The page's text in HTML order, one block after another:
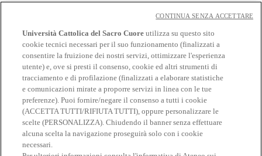
Cloudmail
OFF-CAMPUS
Intranet
Biblioteca
Librerie
Educatt
CV Online
Albo fornitori
Bandi e gare
Verifica Certificati
Seguici su
Università Cattolica del Sacro Cuore utilizza su questo sito
cookie tecnici necessari per il suo funzionamento (finalizzati a
consentire la fruizione dei nostri servizi, ottimizzare l'esperienza
utente) e, ove si presti il consenso, cookie ed altri strumenti di
tracciamento e di profilazione (finalizzati a elaborare statistiche
e comunicazioni mirate a proporre servizi in linea con le tue
preferenze). Puoi fornire/negare il consenso a tutti i cookie
(ACCETTA TUTTI/RIFIUTA TUTTI), oppure personalizzare le
scelte (PERSONALIZZA). Chiudendo il banner senza effettuare
alcuna scelta la navigazione proseguirà solo con i cookie
necessari.
CONTINUA SENZA ACCETTARE